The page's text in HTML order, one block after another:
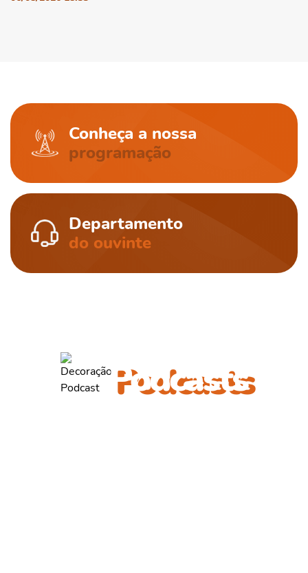
Conheça a nossa
programação
Departamento
do ouvinte
Podcasts